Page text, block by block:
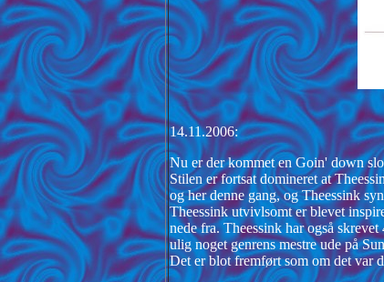
14.11.2006:
Nu er der kommet en Goin' down
Stilen er fortsat domineret at
og her denne gang, og Theessink
Theessink utvivlsomt er blevet
nede fra. Theessink har også
ulig noget genrens mestre ude på
Det er blot fremført som om det var